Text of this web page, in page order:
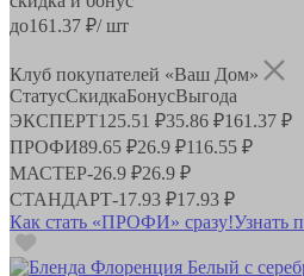
до161.37 ₽/ шт
Клуб покупателей «Ваш Дом»
СтатусСкидкаБонусВыгода
ЭКСПЕРТ125.51 ₽35.86 ₽161.37 ₽
ПРОФИ89.65 ₽26.9 ₽116.55 ₽
МАСТЕР-26.9 ₽26.9 ₽
СТАНДАРТ-17.93 ₽17.93 ₽
Как стать «ПРОФИ» сразу!Узнать